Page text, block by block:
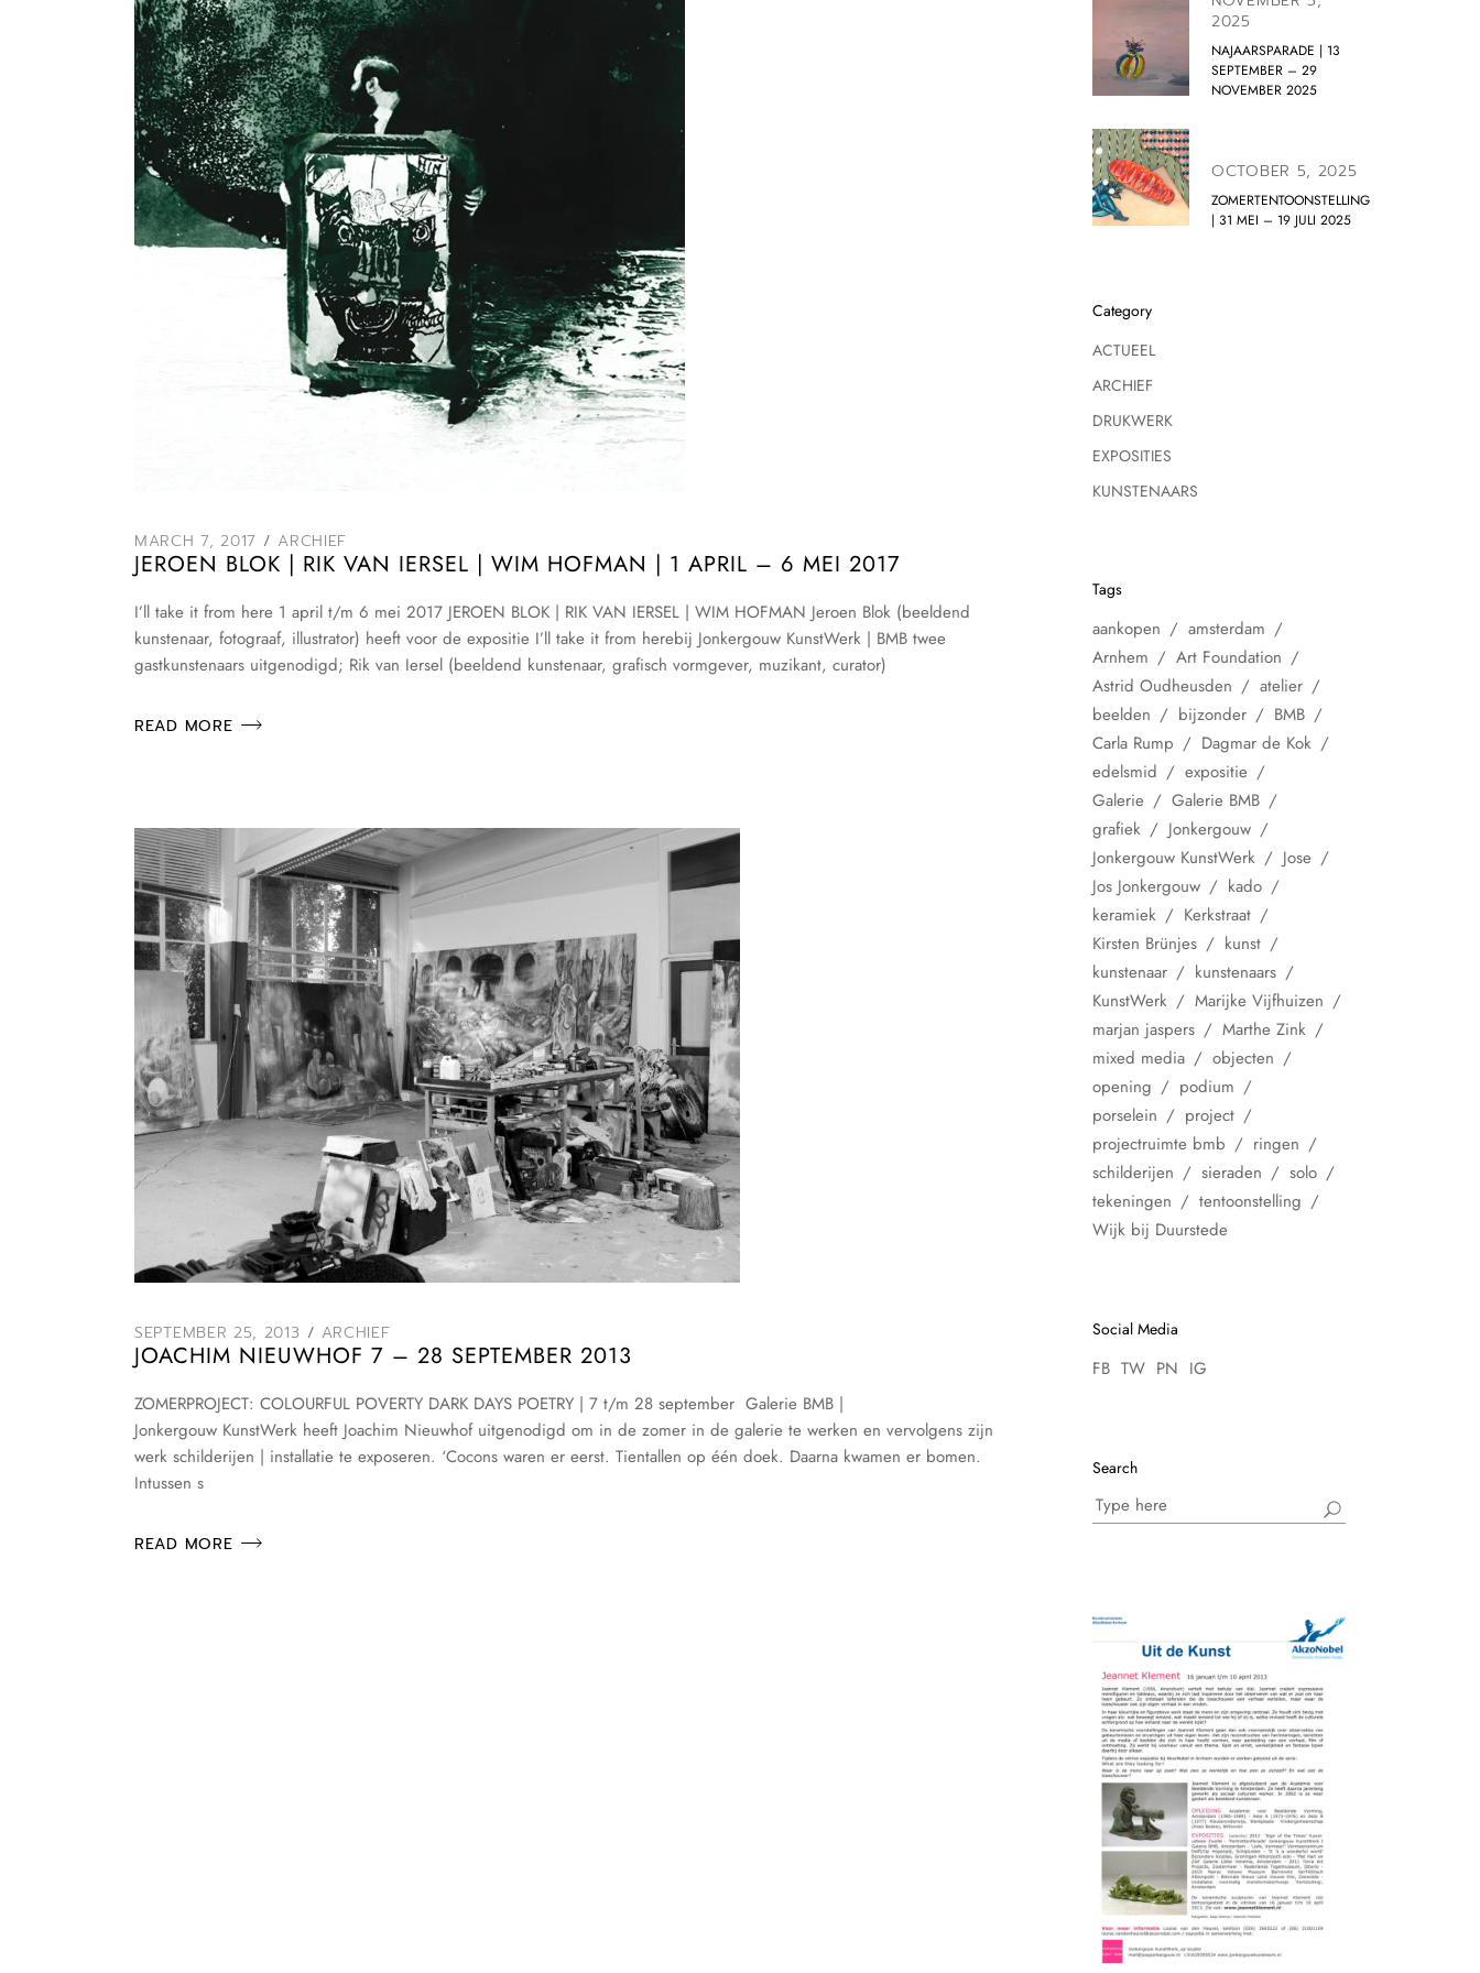
MARCH 7, 2017 ARCHIEF
JEROEN BLOK | RIK VAN IERSEL | WIM HOFMAN | 1 APRIL – 6 MEI 2017
I’ll take it from here 1 april t/m 6 mei 2017 JEROEN BLOK | RIK VAN IERSEL | WIM HOFMAN Jeroen Blok (beeldend
kunstenaar, fotograaf, illustrator) heeft voor de expositie I’ll take it from herebij Jonkergouw KunstWerk | BMB twee
gastkunstenaars uitgenodigd; Rik van Iersel (beeldend kunstenaar, grafisch vormgever, muzikant, curator)
READ MORE
SEPTEMBER 25, 2013 ARCHIEF
JOACHIM NIEUWHOF 7 – 28 SEPTEMBER 2013
ZOMERPROJECT: COLOURFUL POVERTY DARK DAYS POETRY | 7 t/m 28 september Galerie BMB |
Jonkergouw KunstWerk heeft Joachim Nieuwhof uitgenodigd om in de zomer in de galerie te werken en vervolgens zijn
werk schilderijen | installatie te exposeren. ‘Cocons waren er eerst. Tientallen op één doek. Daarna kwamen er bomen.
Intussen s
READ MORE
2025
NAJAARSPARADE | 13
SEPTEMBER – 29
NOVEMBER 2025
OCTOBER 5, 2025
ZOMERTENTOONSTELLING
| 31 MEI – 19 JULI 2025
Category
ACTUEEL
ARCHIEF
DRUKWERK
EXPOSITIES
KUNSTENAARS
Tags
aankopen
amsterdam
Arnhem
Art Foundation
Astrid Oudheusden
atelier
beelden
bijzonder
BMB
Carla Rump
Dagmar de Kok
edelsmid
expositie
Galerie
Galerie BMB
grafiek
Jonkergouw
Jonkergouw KunstWerk
Jose
Jos Jonkergouw
kado
keramiek
Kerkstraat
Kirsten Brünjes
kunst
kunstenaar
kunstenaars
KunstWerk
Marijke Vijfhuizen
marjan jaspers
Marthe Zink
mixed media
objecten
opening
podium
porselein
project
projectruimte bmb
ringen
schilderijen
sieraden
solo
tekeningen
tentoonstelling
Wijk bij Duurstede
Social Media
FB TW PN IG
Search
Search
for: